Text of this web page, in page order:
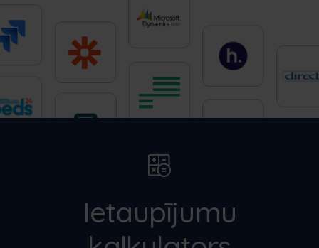
Ietaupījumu